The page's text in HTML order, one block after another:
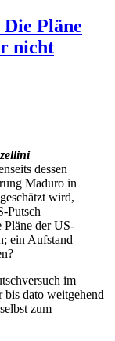
Pläne
nicht
dessen
Maduro in
wird,
Putsch
der US-
ein Aufstand
im
bis dato weitgehend
zum